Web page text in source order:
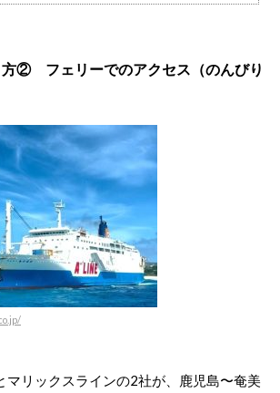
方② フェリーでのアクセス（のんびり
マリックスラインの2社が、鹿児島〜奄美